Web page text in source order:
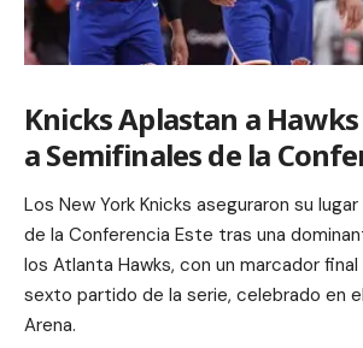
Knicks Aplastan a
a Semifinales de la
Los New York Knicks aseguraron su
de la Conferencia Este tras una
los Atlanta Hawks, con un marcador
sexto partido de la serie, celebrado en
Arena.